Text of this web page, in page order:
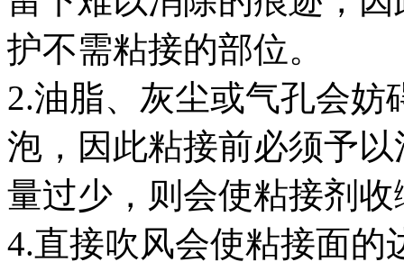
护不需粘接的部位。
2.油脂、灰尘或气孔会
泡，因此粘接前必须予
量过少，则会使粘接剂
4.直接吹风会使粘接面的